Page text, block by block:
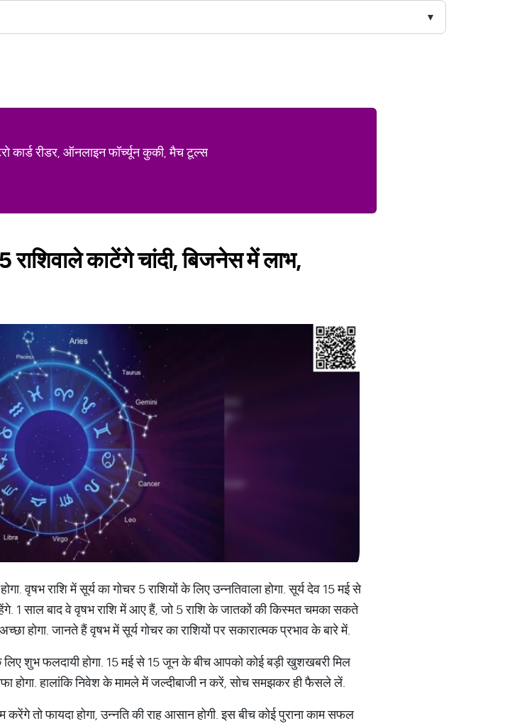
रीडर, ऑनलाइन फॉर्च्यून कुकी, मैच टूल्स
राशिवाले काटेंगे चांदी, बिजनेस में लाभ,
वृषभ राशि में सूर्य का गोचर 5 राशियों के लिए उन्नतिवाला होगा. सूर्य देव 15 मई से
1 साल बाद वे वृषभ राशि में आए हैं, जो 5 राशि के जातकों की किस्मत चमका सकते
होगा. जानते हैं वृषभ में सूर्य गोचर का राशियों पर सकारात्मक प्रभाव के बारे में.
शुभ फलदायी होगा. 15 मई से 15 जून के बीच आपको कोई बड़ी खुशखबरी मिल
होगा. हालांकि निवेश के मामले में जल्दीबाजी न करें, सोच समझकर ही फैसले लें.
तो फायदा होगा, उन्नति की राह आसान होगी. इस बीच कोई पुराना काम सफल